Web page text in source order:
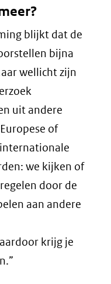
blijkt dat de
bijna
wellicht zijn
uit andere
of
we kijken of
door de
aan andere
krijg je